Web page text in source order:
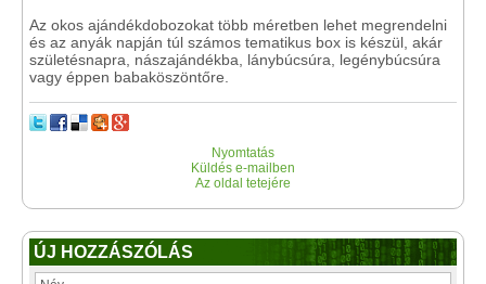
Az okos ajándékdobozokat több méretben lehet megrendelni
és az anyák napján túl számos tematikus box is készül, akár
születésnapra, nászajándékba, lánybúcsúra, legénybúcsúra
vagy éppen babaköszöntőre.
Nyomtatás
Küldés e-mailben
Az oldal tetejére
ÚJ HOZZÁSZÓLÁS